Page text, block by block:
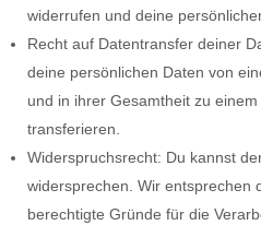
widerrufen und deine
Recht auf Datentransfer deiner
deine persönlichen Daten von
und in ihrer Gesamtheit zu
transferieren.
Widerspruchsrecht: Du kannst
widersprechen. Wir entsprechen
berechtigte Gründe für die